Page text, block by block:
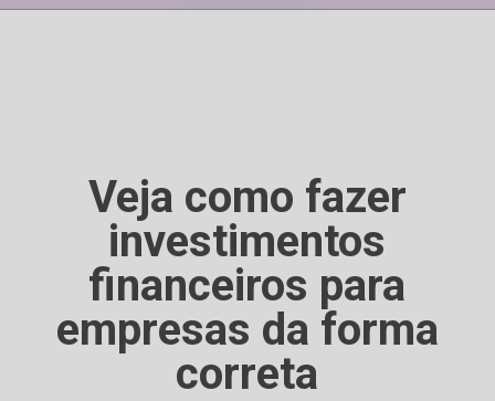
Veja como fazer
investimentos
financeiros para
empresas da forma
correta